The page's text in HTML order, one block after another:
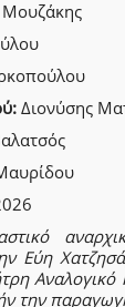
Διονύσης
Εύη
Αναλογικό
την